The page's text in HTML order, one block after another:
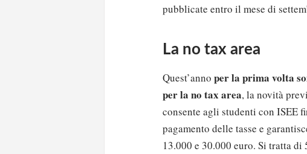
pubblicate entro il mese di
La no tax area
Quest’anno per la prima volta
per la no tax area, la novità
consente agli studenti con ISEE
pagamento delle tasse e
13.000 e 30.000 euro. Si tratta